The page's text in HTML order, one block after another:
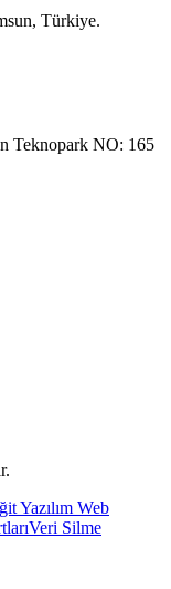
Türkiye.
Teknopark NO: 165
Yazılım Web
Veri Silme